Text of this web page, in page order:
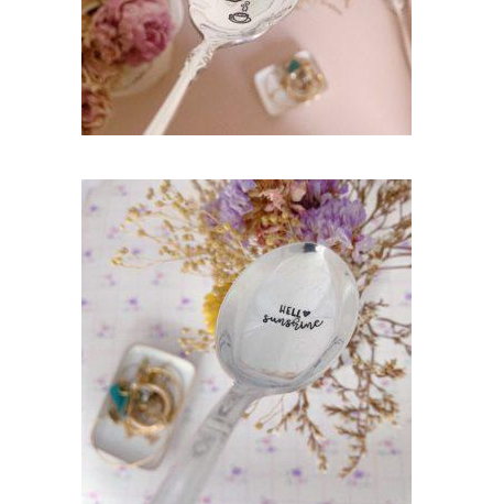
AJOUTER AU PANIER
CUILLÈRE À DESSERT GRAVÉE VINTAGE :
HELLO SUNSHINE
35,00€
AJOUTER AU PANIER